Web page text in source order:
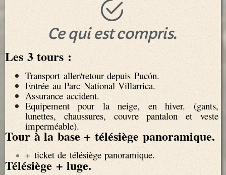
Ce qui est compris.
Les 3 tours :
Transport aller/retour depuis Pucón.
Entrée au Parc National Villarrica.
Assurance accident.
Equipement pour la neige, en hiver. (gants,
lunettes, chaussures, couvre pantalon et veste
imperméable).
Tour à la base + télésiège panoramique.
+ ticket de télésiège panoramique.
Télésiège + luge.